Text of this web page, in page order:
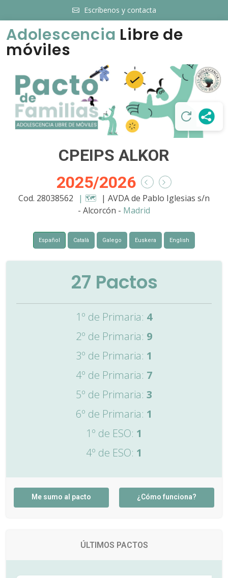
Escríbenos y contacta
Adolescencia Libre de
móviles
CPEIPS ALKOR
2025/2026
Cod. 28038562 | 🗺️ | AVDA de Pablo Iglesias s/n
- Alcorcón - Madrid
Español Català Galego Euskera English
27 Pactos
1º de Primaria: 4
2º de Primaria: 9
3º de Primaria: 1
4º de Primaria: 7
5º de Primaria: 3
6º de Primaria: 1
1º de ESO: 1
4º de ESO: 1
Me sumo al pacto ¿Cómo funciona?
ÚLTIMOS PACTOS